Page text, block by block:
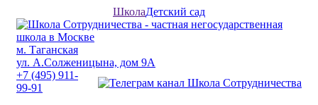
ШколаДетский сад
м. Таганская
ул. А.Солженицына, дом 9А
+7 (495) 911-
99-91